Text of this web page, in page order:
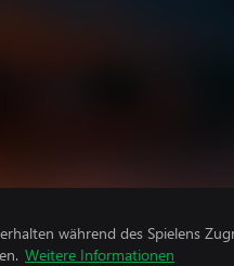
während des Spielens
Weitere Informationen